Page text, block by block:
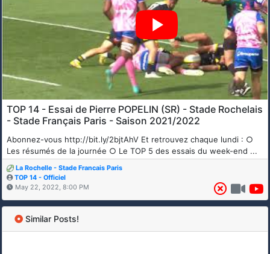
TOP 14 - Essai de Pierre POPELIN (SR) - Stade Rochelais
- Stade Français Paris - Saison 2021/2022
Abonnez-vous http://bit.ly/2bjtAhV Et retrouvez chaque lundi : ○
Les résumés de la journée ○ Le TOP 5 des essais du week-end ...
La Rochelle - Stade Francais Paris
TOP 14 - Officiel
May 22, 2022, 8:00 PM
Similar Posts!